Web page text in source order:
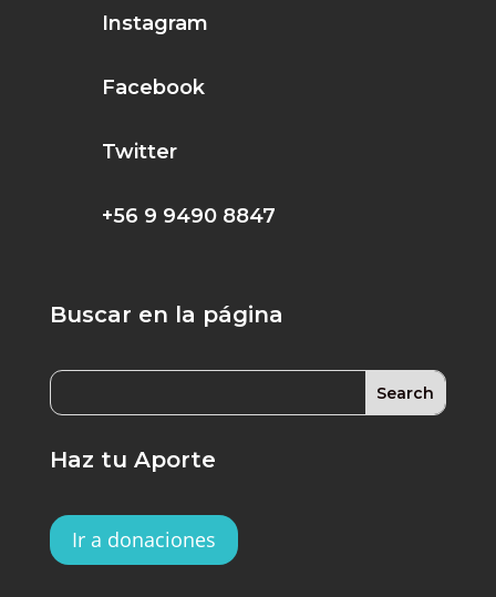
Instagram
Facebook
Twitter
+56 9 9490 8847
Buscar en la página
Haz tu Aporte
Ir a donaciones